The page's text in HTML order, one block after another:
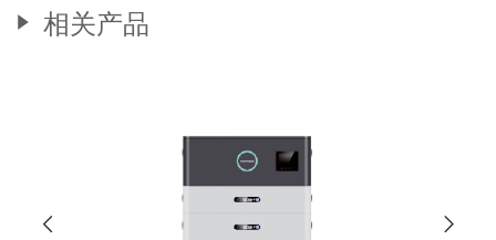
相关产品